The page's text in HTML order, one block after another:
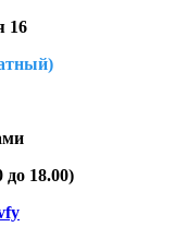
16
18.00)